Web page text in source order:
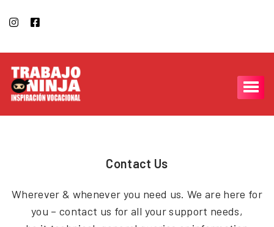
Contact Us
Wherever & whenever you need us. We are here for
you – contact us for all your support needs,